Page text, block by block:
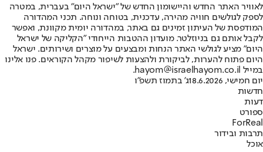
לאוויר האתר החדש והיישומון החדש של "ישראל היום" בעברית, במטרה
לספק לגולשים חוויה מהירה, עדכנית, בטוחה ונוחה. תכני המהדורה
המודפסת של העיתון זמינים גם באתר, במהדורה יומית מקוונת, ואפשר
לקבל אותם גם בניוזלטר. מועדון ההטבות הייחודי "הקליקה של ישראל
היום" מציע לגולשי האתר הנחות ומבצעים על מוצרים ושירותים. ישראל
היום פתוח להערות, לביקורת ולהצעות לשיפור מקהל הקוראים. פנו אלינו
במייל hayom@israelhayom.co.il.
יום חמישי, 18.6.2026
ג' בתמוז תשפ"ו
חדשות
דעות
ספורט
ForReal
תרבות ובידור
אוכל